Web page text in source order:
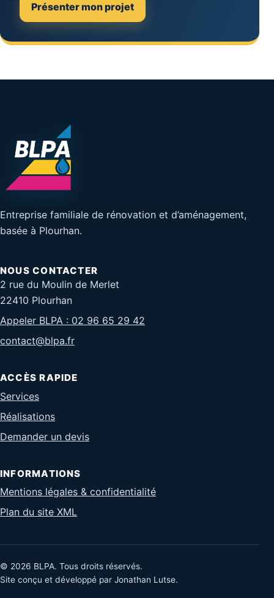
Présenter mon projet
Entreprise familiale de rénovation et d’aménagement,
basée à Plourhan.
NOUS CONTACTER
2 rue du Moulin de Merlet
22410 Plourhan
Appeler BLPA : 02 96 65 29 42
contact@blpa.fr
ACCÈS RAPIDE
Services
Réalisations
Demander un devis
INFORMATIONS
Mentions légales & confidentialité
Plan du site XML
© 2026 BLPA. Tous droits réservés.
Site conçu et développé par Jonathan Lutse.